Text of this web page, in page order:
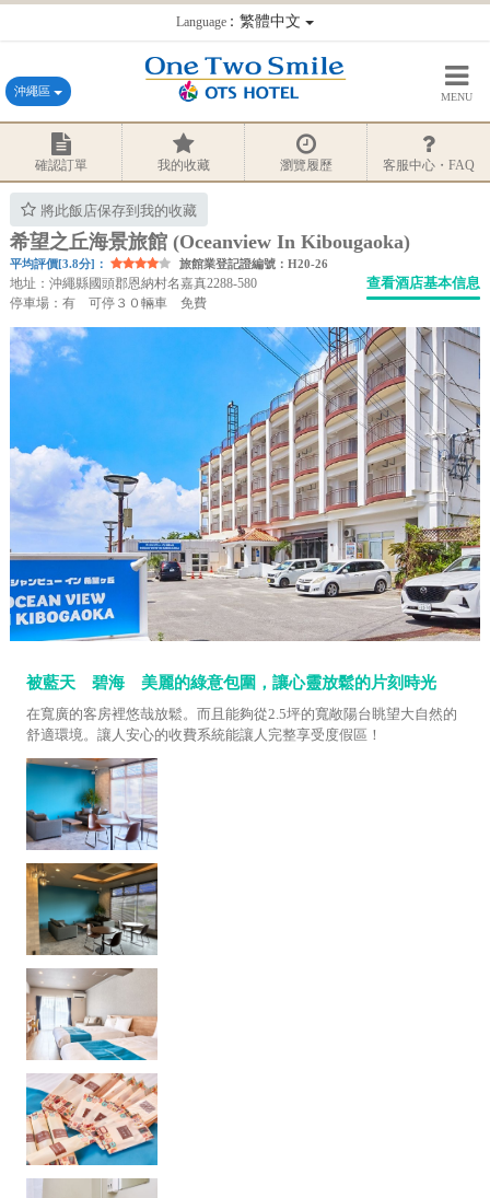
Language：繁體中文
沖繩區 MENU
確認訂單 我的收藏 瀏覽履歷 客服中心・FAQ
將此飯店保存到我的收藏
希望之丘海景旅館 (Oceanview In Kibougaoka)
平均評價[3.8分]： 旅館業登記證編號：H20-26
地址：沖繩縣國頭郡恩納村名嘉真2288-580
停車場：有 可停３０輛車 免費
查看酒店基本信息
被藍天 碧海 美麗的綠意包圍，讓心靈放鬆的片刻時光
在寬廣的客房裡悠哉放鬆。而且能夠從2.5坪的寬敞陽台眺望大自然的
舒適環境。讓人安心的收費系統能讓人完整享受度假區！